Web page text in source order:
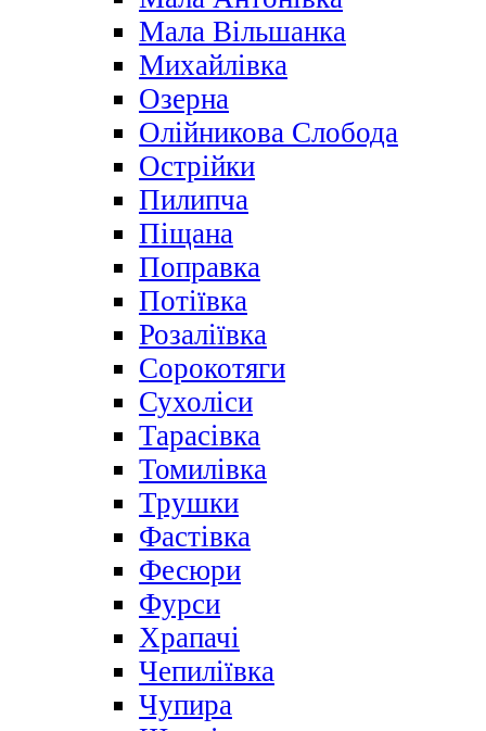
Мала Вільшанка
Михайлівка
Озерна
Олійникова Слобода
Острійки
Пилипча
Піщана
Поправка
Потіївка
Розаліївка
Сорокотяги
Сухоліси
Тарасівка
Томилівка
Трушки
Фастівка
Фесюри
Фурси
Храпачі
Чепиліївка
Чупира